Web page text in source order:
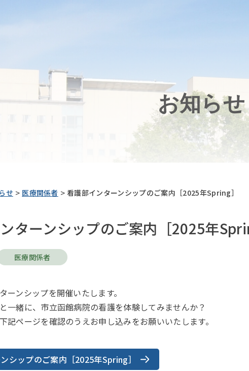
お知らせ
せ > 医療関係者 > 看護部インターンシップのご案内［2025年Spring］
ターンシップのご案内［2025年
医療関係者
ーンシップを開催いたします。
一緒に、市立函館病院の看護を体験してみませんか？
記ページを確認のうえお申し込みをお願いいたします。
シップのご案内［2025年Spring］